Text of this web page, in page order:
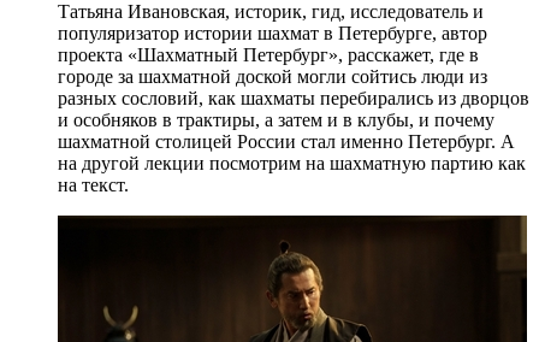
Татьяна Ивановская, историк, гид, исследователь и
популяризатор истории шахмат в Петербурге, автор
проекта «Шахматный Петербург», расскажет, где в
городе за шахматной доской могли сойтись люди из
разных сословий, как шахматы перебирались из дворцов
и особняков в трактиры, а затем и в клубы, и почему
шахматной столицей России стал именно Петербург. А
на другой лекции посмотрим на шахматную партию как
на текст.